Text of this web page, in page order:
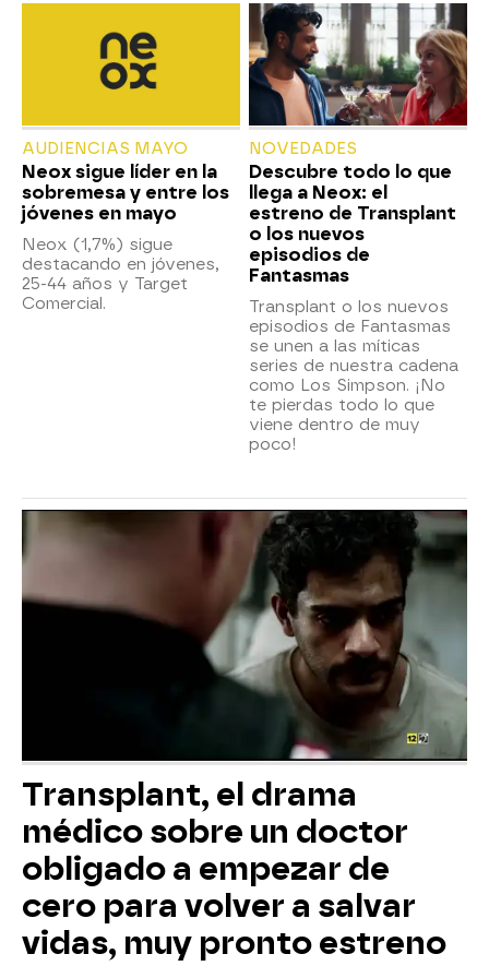
AUDIENCIAS MAYO
Neox sigue líder en la
sobremesa y entre los
jóvenes en mayo
Neox (1,7%) sigue
destacando en jóvenes,
25-44 años y Target
Comercial.
NOVEDADES
Descubre todo lo que
llega a Neox: el
estreno de Transplant
o los nuevos
episodios de
Fantasmas
Transplant o los nuevos
episodios de Fantasmas
se unen a las míticas
series de nuestra cadena
como Los Simpson. ¡No
te pierdas todo lo que
viene dentro de muy
poco!
Transplant, el drama
médico sobre un doctor
obligado a empezar de
cero para volver a salvar
vidas, muy pronto estreno